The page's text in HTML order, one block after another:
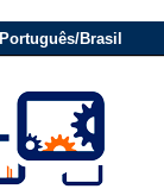
Português/Brasil